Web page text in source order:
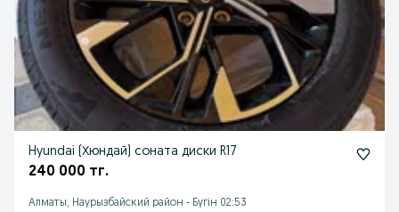
Hyundai (Хюндай) соната диски R17
240 000 тг.
Алматы, Наурызбайский район - Бүгін 02:53